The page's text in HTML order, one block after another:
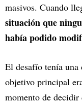
masivos. Cuando
situación que
había podido
El desafío tenía
objetivo principal
momento de decidir